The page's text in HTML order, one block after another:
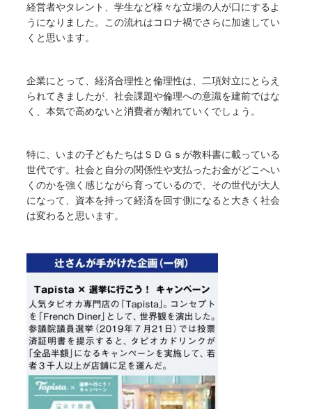
経営者やタレント、学生など様々な立場の人が口にするよ
うになりました。この流れはコロナ禍でさらに加速してい
くと思います。
企業にとって、経済合理性と倫理性は、二項対立にとらえ
られてきましたが、社会課題や倫理への意識を建前ではな
く、本気で高めないと消費者が離れていくでしょう。
特に、いまの子どもたちはＳＤＧｓが教科書に載っている
世代です。社会と自分の関係性や支払ったお金がどこへい
くのかを強く感じながら育っているので、その世代が大人
になって、資本を持って経済を回す側になると大きく社会
は変わると思います。